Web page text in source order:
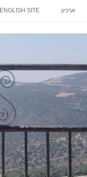
ארכיון ENGLISH SITE